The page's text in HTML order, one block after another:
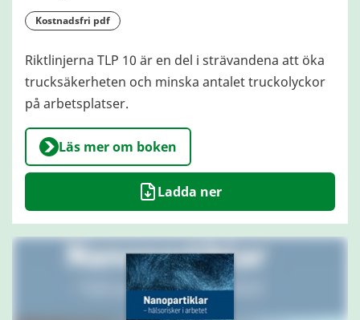
kostnadsfri pdf
Riktlinjerna TLP 10 är en del i strävandena att öka
trucksäkerheten och minska antalet truckolyckor
på arbetsplatser.
Läs mer om boken
Ladda ner